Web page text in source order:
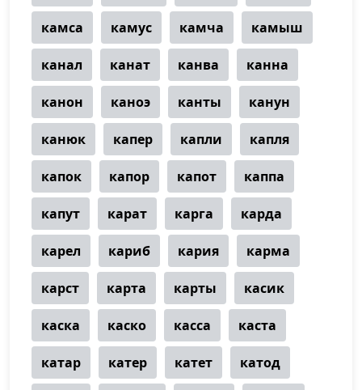
камса камус камча камыш
канал канат канва канна
канон каноэ канты канун
канюк капер капли капля
капок капор капот каппа
капут карат карга карда
карел кариб кария карма
карст карта карты касик
каска каско касса каста
катар катер катет катод